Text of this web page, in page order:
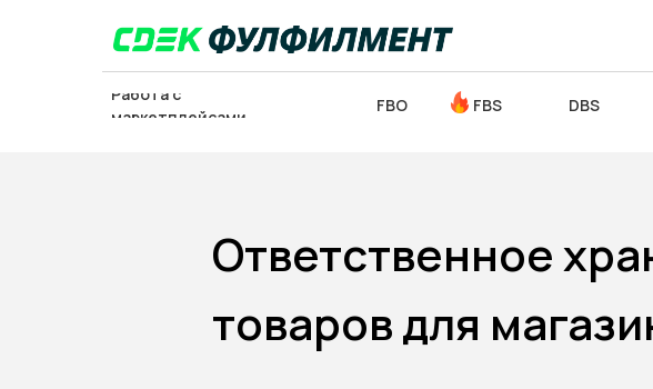
FBO DBS
FBS
Работа с
маркетплейсами
ПОСЫЛКУ
Ответственное
товаров для